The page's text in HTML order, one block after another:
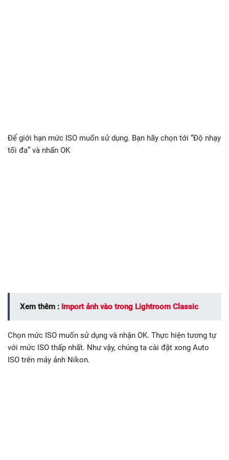
Để giới hạn mức ISO muốn sử dụng. Bạn hãy chọn tới “Độ nhạy
tối đa” và nhấn OK
Xem thêm : Import ảnh vào trong Lightroom Classic
Chọn mức ISO muốn sử dụng và nhận OK. Thực hiện tương tự
với mức ISO thấp nhất. Như vậy, chúng ta cài đặt xong Auto
ISO trên máy ảnh Nikon.